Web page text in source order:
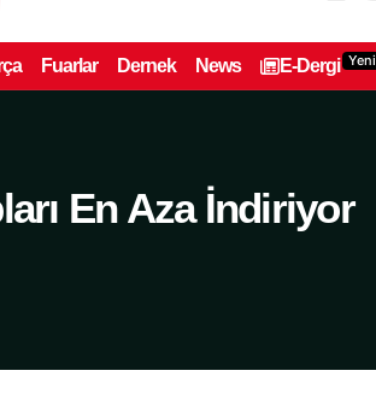
Fuarlar Dernek News E-Dergi Yeni
En Aza İndiriyor